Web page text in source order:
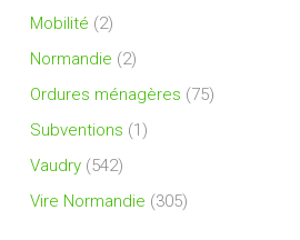
Mobilité (2)
Normandie (2)
Ordures ménagères (75)
Subventions (1)
Vaudry (542)
Vire Normandie (305)